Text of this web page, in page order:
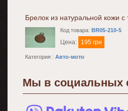
Брелок из натуральной кожи
Код товара: BR05-210-5
Цена: 195 грн
Категория : Авто-мото
Мы в социальных